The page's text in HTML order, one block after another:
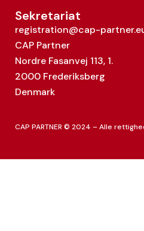
Sekretariat
registration@cap-
CAP Partner
Nordre Fasanvej 113, 1.
2000 Frederiksberg
Denmark
CAP PARTNER © 2024 – Alle